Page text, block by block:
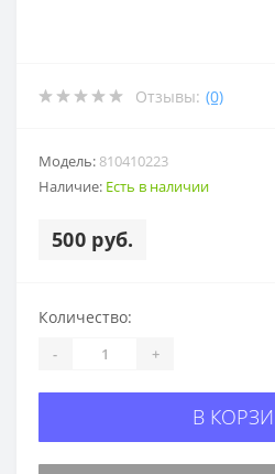
Отзывы: (0)
Модель: 810410223
Наличие: Есть в наличии
500 руб.
Количество:
- +
В